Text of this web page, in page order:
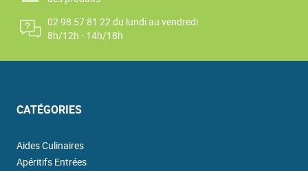
02 98 57 81 22 du lundi au vendredi
8h/12h - 14h/18h
CATÉGORIES
Aides Culinaires
Apéritifs Entrées